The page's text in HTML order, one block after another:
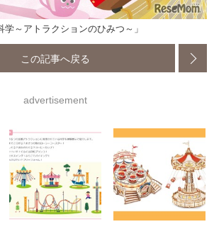
～アトラクションのひみつ～」
この記事へ戻る
advertisement